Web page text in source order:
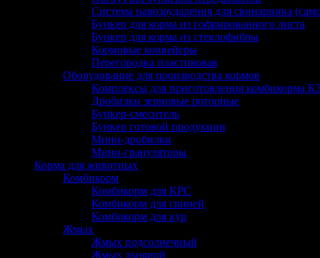
Система навозоудаления для свинарника
Бункер для корма из гофрированного листа
Бункер для корма из стеклофибры
Кормовые конвейеры
Перегородка пластиковая
Оборудование для производства кормов
Комплексы для приготовления комбикорма
Дробилки зерновые роторные
Бункер-смеситель
Бункер готовой продукции
Мини-дробилки
Мини-грануляторы
Корма для животных
Комбикорм
Комбикорм для КРС
Комбикорм для свиней
Комбикорм для кур
Жмых
Жмых подсолнечный
Жмых льняной